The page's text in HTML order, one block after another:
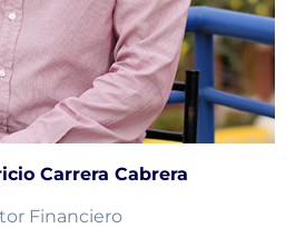
Carrera Cabrera
Financiero